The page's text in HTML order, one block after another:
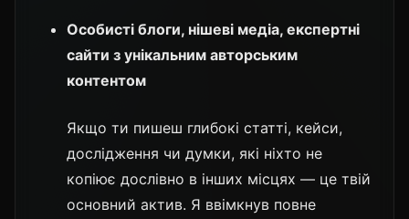
Особисті блоги, нішеві медіа, експертні
сайти з унікальним авторським
контентом
Якщо ти пишеш глибокі статті, кейси,
дослідження чи думки, які ніхто не
копіює дослівно в інших місцях — це твій
основний актив. Я ввімкнув повне